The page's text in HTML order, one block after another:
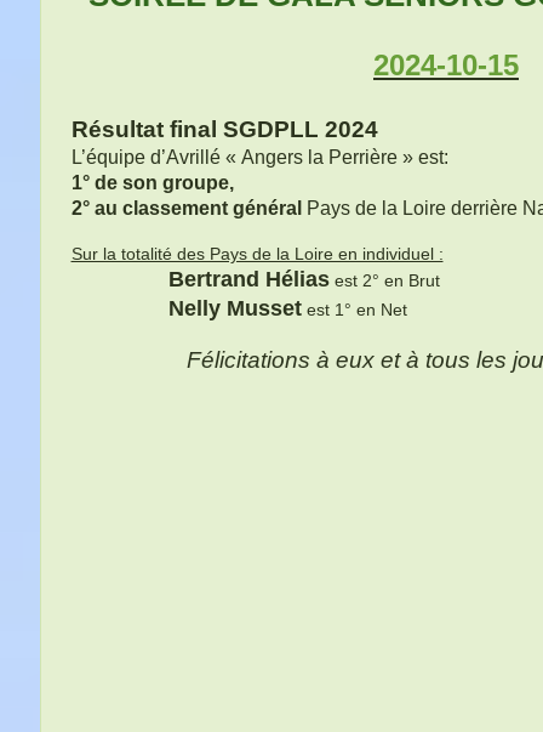
2024-10-15
Résultat final SGDPLL 2024
L’équipe d’Avrillé « Angers la Perrière » est:
1° de son groupe,
2° au classement général Pays de la Loire derrière
Sur la totalité des Pays de la Loire en individuel :
Bertrand Héliasest 2°
Nelly Mussetest 1°
Félicitations à eux et à tous les